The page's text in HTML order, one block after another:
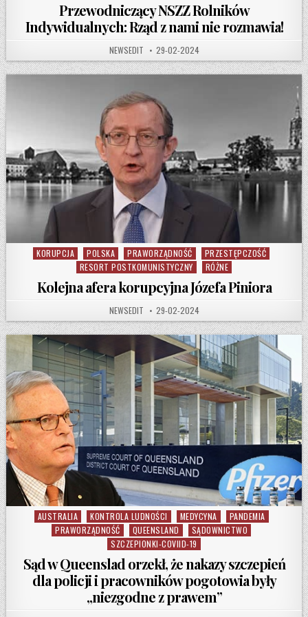
Przewodniczący NSZZ Rolników
Indywidualnych: Rząd z nami nie rozmawia!
AUTHOR:
NEWSEDIT PUBLISHED DATE:
29-02-2024
Posted in
KORUPCJA POLSKA PRAWORZĄDNOŚĆ
PRZESTĘPCZOŚĆ
RESORT POSTKOMUNISTYCZNY
RÓŻNE
Kolejna afera korupcyjna Józefa Piniora
AUTHOR:
NEWSEDIT PUBLISHED DATE:
29-02-2024
Posted in
AUSTRALIA KONTROLA LUDNOŚCI MEDYCYNA
PANDEMIA
PRAWORZĄDNOŚĆ
QUEENSLAND
SĄDOWNICTWO
SZCZEPIONKI-COVIID-19
Sąd w Queenslad orzekł, że nakazy szczepień
dla policji i pracowników pogotowia były
„niezgodne z prawem”